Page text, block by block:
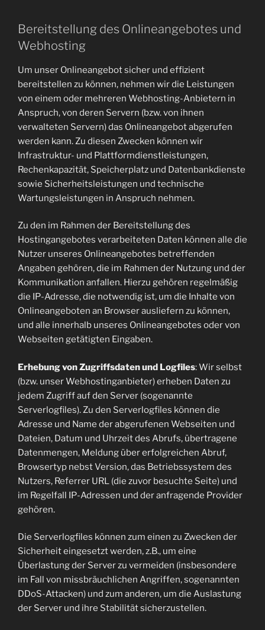
Bereitstellung des Onlineangebotes und
Webhosting
Um unser Onlineangebot sicher und effizient
bereitstellen zu können, nehmen wir die Leistungen
von einem oder mehreren Webhosting-Anbietern in
Anspruch, von deren Servern (bzw. von ihnen
verwalteten Servern) das Onlineangebot abgerufen
werden kann. Zu diesen Zwecken können wir
Infrastruktur- und Plattformdienstleistungen,
Rechenkapazität, Speicherplatz und Datenbankdienste
sowie Sicherheitsleistungen und technische
Wartungsleistungen in Anspruch nehmen.
Zu den im Rahmen der Bereitstellung des
Hostingangebotes verarbeiteten Daten können alle die
Nutzer unseres Onlineangebotes betreffenden
Angaben gehören, die im Rahmen der Nutzung und der
Kommunikation anfallen. Hierzu gehören regelmäßig
die IP-Adresse, die notwendig ist, um die Inhalte von
Onlineangeboten an Browser ausliefern zu können,
und alle innerhalb unseres Onlineangebotes oder von
Webseiten getätigten Eingaben.
Erhebung von Zugriffsdaten und Logfiles: Wir selbst
(bzw. unser Webhostinganbieter) erheben Daten zu
jedem Zugriff auf den Server (sogenannte
Serverlogfiles). Zu den Serverlogfiles können die
Adresse und Name der abgerufenen Webseiten und
Dateien, Datum und Uhrzeit des Abrufs, übertragene
Datenmengen, Meldung über erfolgreichen Abruf,
Browsertyp nebst Version, das Betriebssystem des
Nutzers, Referrer URL (die zuvor besuchte Seite) und
im Regelfall IP-Adressen und der anfragende Provider
gehören.
Die Serverlogfiles können zum einen zu Zwecken der
Sicherheit eingesetzt werden, z.B., um eine
Überlastung der Server zu vermeiden (insbesondere
im Fall von missbräuchlichen Angriffen, sogenannten
DDoS-Attacken) und zum anderen, um die Auslastung
der Server und ihre Stabilität sicherzustellen.